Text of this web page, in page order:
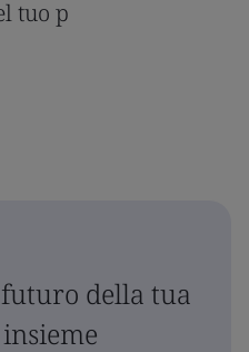
tuo p
della tua